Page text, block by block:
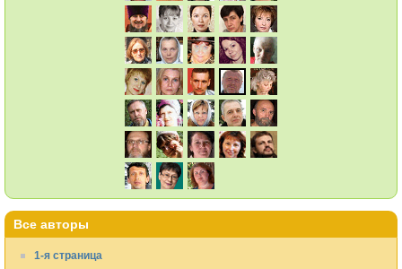
Все авторы
1-я страница